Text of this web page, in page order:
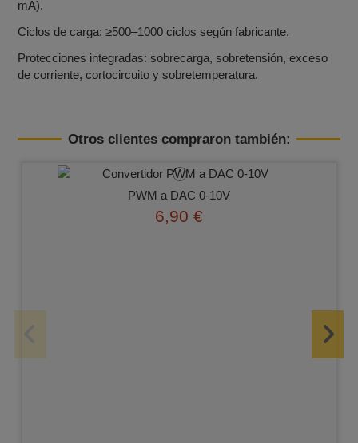
mA).
Ciclos de carga: ≥500–1000 ciclos según fabricante.
Protecciones integradas: sobrecarga, sobretensión, exceso
de corriente, cortocircuito y sobretemperatura.
Otros clientes compraron también:
PWM a DAC 0‑10V
6,90 €